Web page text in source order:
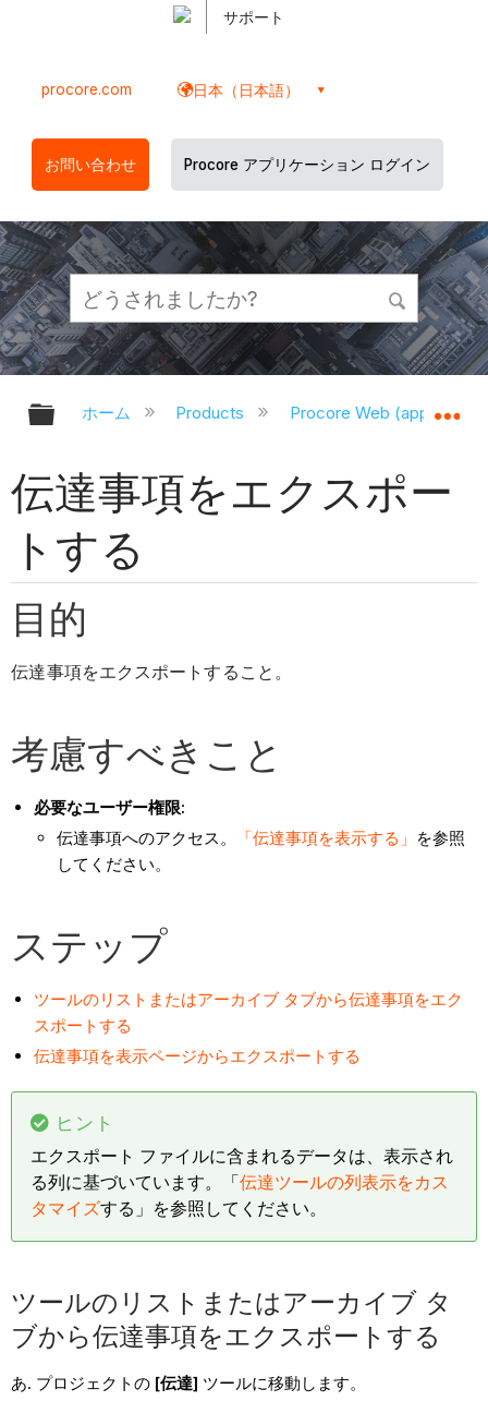
サポート
procore.com 日本（日本語）
お問い合わせ Procore アプリケーション ログイン
グローバル階層を展開/折りたたむ
ホーム Products Procore Web
伝達事項をエクスポー
トする
目的
伝達事項をエクスポートすること。
考慮すべきこと
必要なユーザー権限:
伝達事項へのアクセス。
「伝達事項を表示する」 を参照
してください。
ステップ
ツールのリストまたはアーカイブ タブから伝達事項をエク
スポートする
伝達事項を表示ページからエクスポートする
ヒント
エクスポート ファイルに含まれるデータは、表示され
る列に基づいています。「伝達ツールの列表示をカス
タマイズする」を参照してください。
ツールのリストまたはアーカイブ タ
ブから伝達事項をエクスポートする
プロジェクトの [伝達] ツールに移動します。